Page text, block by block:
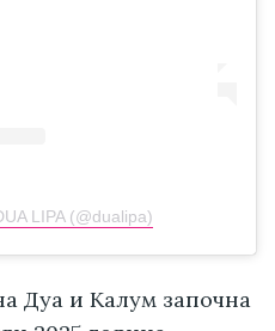
LIPA (@dualipa)
Дуа и Калум започна